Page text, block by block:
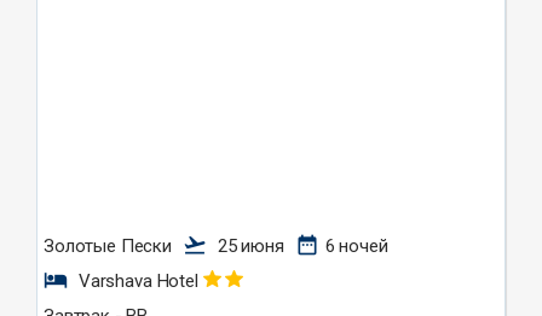
Золотые Пески flight_takeoff 25 июня date_range 6 ночей
hotel Varshava Hotel